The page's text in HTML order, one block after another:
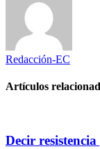
Redacción-EC
Artículos
Decir